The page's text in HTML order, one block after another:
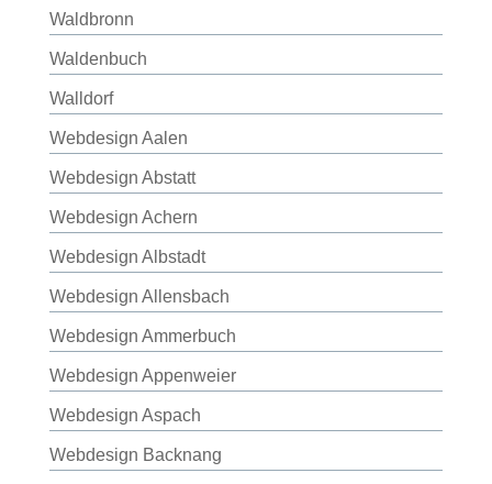
Waldbronn
Waldenbuch
Walldorf
Webdesign Aalen
Webdesign Abstatt
Webdesign Achern
Webdesign Albstadt
Webdesign Allensbach
Webdesign Ammerbuch
Webdesign Appenweier
Webdesign Aspach
Webdesign Backnang